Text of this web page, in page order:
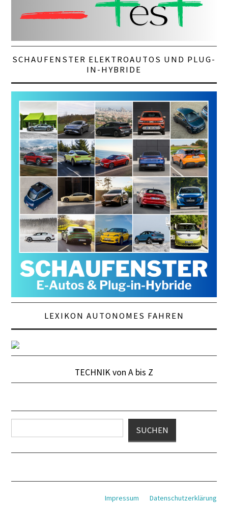
SCHAUFENSTER ELEKTROAUTOS UND PLUG-
IN-HYBRIDE
LEXIKON AUTONOMES FAHREN
TECHNIK von A bis Z
SUCHEN
Datenschutzerklärung
Impressum